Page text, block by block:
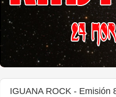
IGUANA ROCK - Emisión